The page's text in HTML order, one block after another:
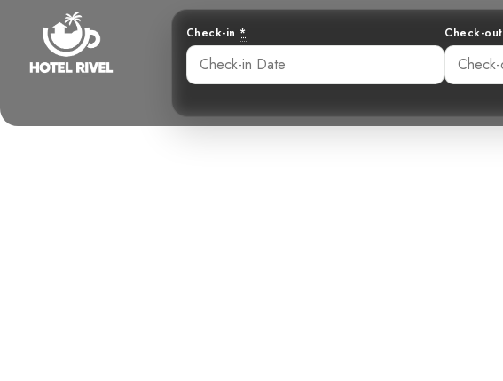
Check-in * Check-out